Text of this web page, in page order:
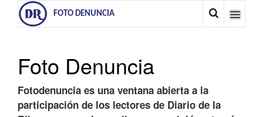
FOTO DENUNCIA
Foto Denuncia
Fotodenuncia es una ventana abierta a la
participación de los lectores de Diario de la